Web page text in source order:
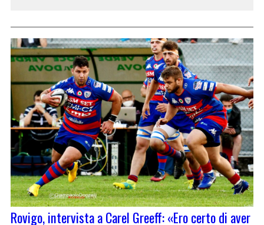
Rovigo, intervista a Carel Greeff: «Ero certo di aver